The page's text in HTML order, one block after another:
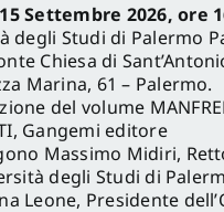
Settembre 2026, ore
degli Studi di Palermo
Chiesa di
Marina, 61 – Palermo.
del volume
Gangemi editore
Massimo Midiri,
degli Studi di
Leone, Presidente